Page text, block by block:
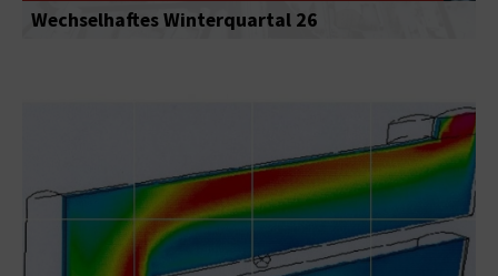
Wechselhaftes Winterquartal 26